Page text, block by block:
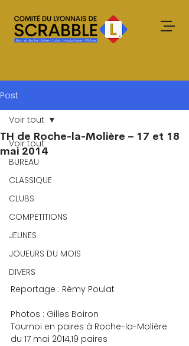
Post
Voir tout
BUREAU
CLASSIQUE
CLUBS
COMPETITIONS
JEUNES
JOUEURS DU MOIS
DIVERS
Voir tout
TH de Roche-la-Molière – 17 et 18
mai 2014
Reportage : Rémy Poulat
Photos : Gilles Boiron
Tournoi en paires à Roche-la-Molière
du 17 mai 2014,19 paires